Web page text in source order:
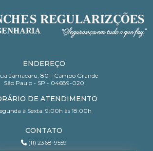
ENDEREÇO
Jamacaru, 80 - Campo Grande
São Paulo - SP - 04689-020
DE ATENDIMENTO
à Sexta: 9:00h às 18:00h
CONTATO
(11) 2368-9559